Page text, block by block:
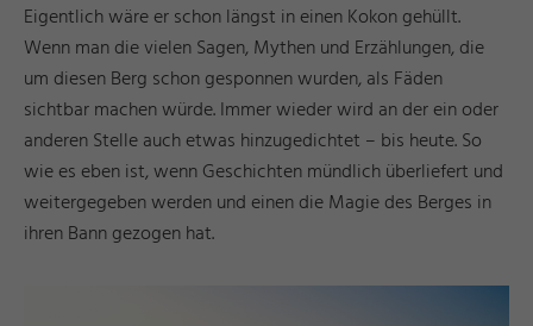
Eigentlich wäre er schon längst in einen Kokon gehüllt.
Wenn man die vielen Sagen, Mythen und Erzählungen, die
um diesen Berg schon gesponnen wurden, als Fäden
sichtbar machen würde. Immer wieder wird an der ein oder
anderen Stelle auch etwas hinzugedichtet – bis heute. So
wie es eben ist, wenn Geschichten mündlich überliefert und
weitergegeben werden und einen die Magie des Berges in
ihren Bann gezogen hat.